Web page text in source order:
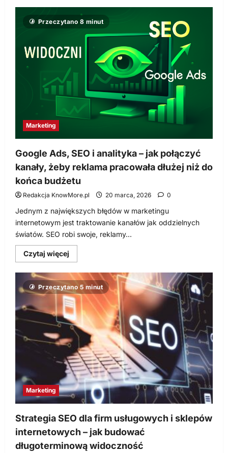
o
Automatyzacje
AI
w
biznesie:
rodzaje
automatyzacji
i
korzyści
dla
Twojej
Przeczytano 8 minut
Marketing
Google Ads, SEO i analityka – jak połączyć
kanały, żeby reklama pracowała dłużej niż do
końca budżetu
Redakcja KnowMore.pl 20 marca, 2026 0
Jednym z największych błędów w marketingu
internetowym jest traktowanie kanałów jak oddzielnych
światów. SEO robi swoje, reklamy...
Czytaj więcej
się
o
Google
Ads,
SEO
i
analityka
–
jak
połączyć
kanały,
żeby
reklama
pracowała
dłużej
niż
do
końca
budżetu
Przeczytano 5 minut
Marketing
Strategia SEO dla firm usługowych i sklepów
internetowych – jak budować
długoterminową widoczność